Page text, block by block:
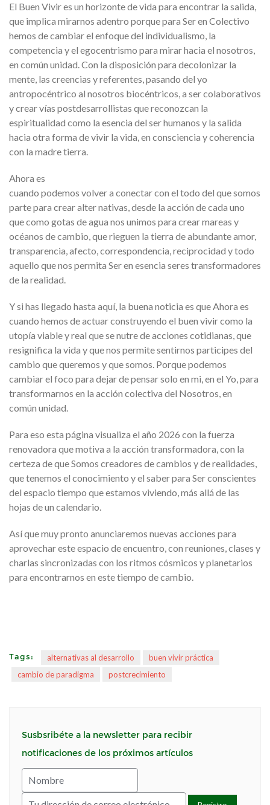
El Buen Vivir es un horizonte de vida para encontrar la salida,
que implica mirarnos adentro porque para Ser en Colectivo
hemos de cambiar el enfoque del individualismo, la
competencia y el egocentrismo para mirar hacia el nosotros,
en común unidad. Con la disposición para decolonizar la
mente, las creencias y referentes, pasando del yo
antropocéntrico al nosotros biocéntricos, a ser colaborativos
y crear vías postdesarrollistas que reconozcan la
espiritualidad como la esencia del ser humanos y la salida
hacia otra forma de vivir la vida, en consciencia y coherencia
con la madre tierra.
Ahora es
cuando podemos volver a conectar con el todo del que somos
parte para crear alter nativas, desde la acción de cada uno
que como gotas de agua nos unimos para crear mareas y
océanos de cambio, que rieguen la tierra de abundante amor,
transparencia, afecto, correspondencia, reciprocidad y todo
aquello que nos permita Ser en esencia seres transformadores
de la realidad.
Y si has llegado hasta aquí, la buena noticia es que Ahora es
cuando hemos de actuar construyendo el buen vivir como la
utopía viable y real que se nutre de acciones cotidianas, que
resignifica la vida y que nos permite sentirnos participes del
cambio que queremos y que somos. Porque podemos
cambiar el foco para dejar de pensar solo en mi, en el Yo, para
transformarnos en la acción colectiva del Nosotros, en
común unidad.
Para eso esta página visualiza el año 2026 con la fuerza
renovadora que motiva a la acción transformadora, con la
certeza de que Somos creadores de cambios y de realidades,
que tenemos el conocimiento y el saber para Ser conscientes
del espacio tiempo que estamos viviendo, más allá de las
hojas de un calendario.
Así que muy pronto anunciaremos nuevas acciones para
aprovechar este espacio de encuentro, con reuniones, clases y
charlas sincronizadas con los ritmos cósmicos y planetarios
para encontrarnos en este tiempo de cambio.
Tags: alternativas al desarrollo
buen vivir práctica
cambio de paradigma
postcrecimiento
Susbsribéte a la newsletter para recibir
notificaciones de los próximos artículos